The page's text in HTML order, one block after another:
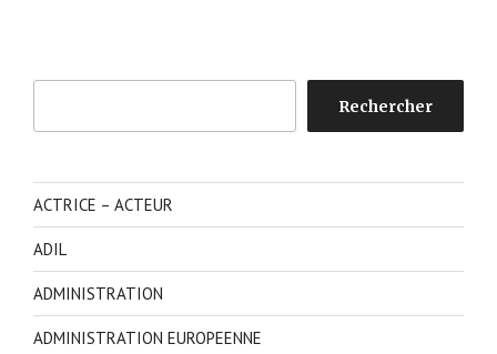
Rechercher
ACTRICE – ACTEUR
ADIL
ADMINISTRATION
ADMINISTRATION EUROPEENNE